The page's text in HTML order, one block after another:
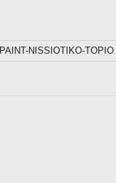
PAINT-NISSIOTIKO-TOPIO